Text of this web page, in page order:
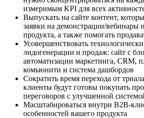
измеримым KPI для всех
Выпускать на сайте контент,
заявки на демонстрации/вебинары
продукта, а также помогать
Усовершенствовать
лидогенерации и продаж: сайт с
автоматизации маркетинга, CRM,
комьюнити и система дашбордов
Сократить время перехода от
клиенты будут готовы покупать
переговоров с улучшенной
Масштабироваться внутри B2B-
особенностей вашего продукта